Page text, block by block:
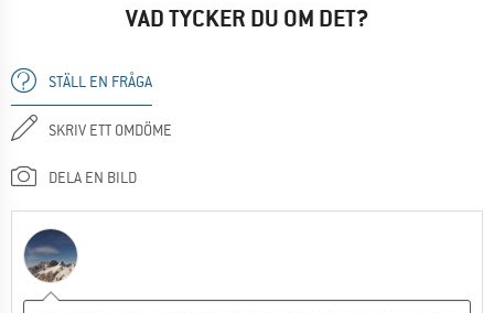
VAD TYCKER DU OM DET?
STÄLL EN FRÅGA
SKRIV ETT OMDÖME
DELA EN BILD